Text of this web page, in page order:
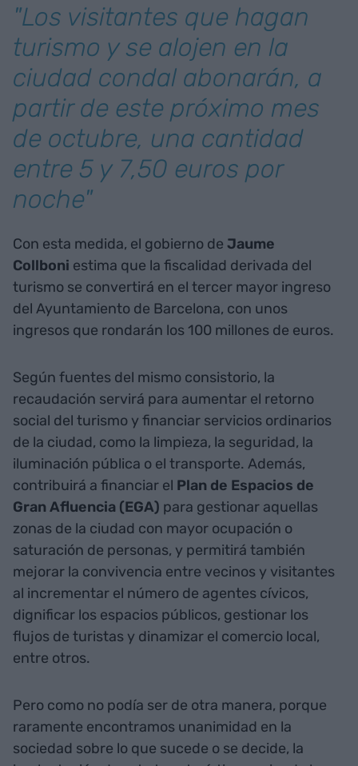
"Los visitantes que hagan
turismo y se alojen en la
ciudad condal abonarán, a
partir de este próximo mes
de octubre, una cantidad
entre 5 y 7,50 euros por
noche"
Con esta medida, el gobierno de Jaume
Collboni estima que la fiscalidad derivada del
turismo se convertirá en el tercer mayor ingreso
del Ayuntamiento de Barcelona, con unos
ingresos que rondarán los 100 millones de euros.
Según fuentes del mismo consistorio, la
recaudación servirá para aumentar el retorno
social del turismo y financiar servicios ordinarios
de la ciudad, como la limpieza, la seguridad, la
iluminación pública o el transporte. Además,
contribuirá a financiar el Plan de Espacios de
Gran Afluencia (EGA) para gestionar aquellas
zonas de la ciudad con mayor ocupación o
saturación de personas, y permitirá también
mejorar la convivencia entre vecinos y visitantes
al incrementar el número de agentes cívicos,
dignificar los espacios públicos, gestionar los
flujos de turistas y dinamizar el comercio local,
entre otros.
Pero como no podía ser de otra manera, porque
raramente encontramos unanimidad en la
sociedad sobre lo que sucede o se decide, la